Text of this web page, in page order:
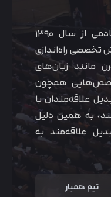
موسسه‌ی آموزشی همیار آکادمی از سال ۱۳۹۰
تخصصی راه‌اندازی
مانند زبان‌های
همچون
علاقه‌مندان با
به همین دلیل
علاقه‌مند به
تیم همیار